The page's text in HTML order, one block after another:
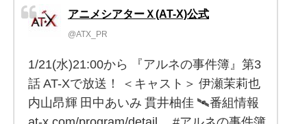
アニメシアターＸ(AT-X)公式
@ATX_PR
1/21(水)21:00から 『アルネの事件簿』第3
話 AT-Xで放送！ ＜キャスト＞ 伊瀬茉莉也
内山昂輝 田中あいみ 貫井柚佳 🛰番組情報